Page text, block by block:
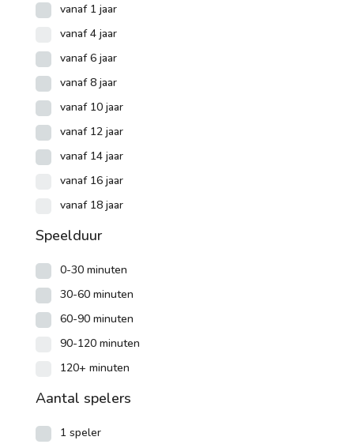
vanaf 1 jaar
vanaf 4 jaar
vanaf 6 jaar
vanaf 8 jaar
vanaf 10 jaar
vanaf 12 jaar
vanaf 14 jaar
vanaf 16 jaar
vanaf 18 jaar
Speelduur
0-30 minuten
30-60 minuten
60-90 minuten
90-120 minuten
120+ minuten
Aantal spelers
1 speler